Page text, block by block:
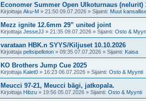
Economer Summer Open Ulkoturnaus (nelurit)
Kirjoittaja Aku-M » 21:50 09.07.2026 » Sijainti: Muut
Mezz ignite 12.6mm 29” united joint
Kirjoittaja JesseJJ » 21:35 09.07.2026 » Sijainti: Osto &
varataan HBK.n SYYS/Kiljuset 10.10.2026
Kirjoittaja peltsipelloton » 09:35 07.07.2026 » Sijainti: Kaisa
KO Brothers Jump Cue 2025
Kirjoittaja Kalet0 » 16:23 06.07.2026 » Sijainti: Osto & Myynti
Meucci 97-21, Meucci bägi, jatkopala.
Kirjoittaja Hibzu » 19:56 05.07.2026 » Sijainti: Osto & Myynti